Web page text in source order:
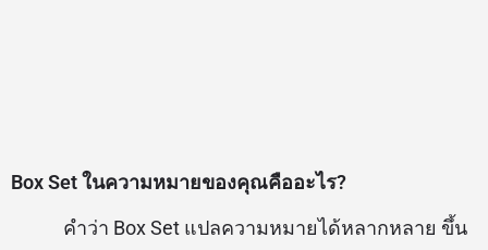
Box Set ในความหมายของคุณคืออะไร?
คำว่า Box Set แปลความหมายได้หลากหลาย ขึ้น